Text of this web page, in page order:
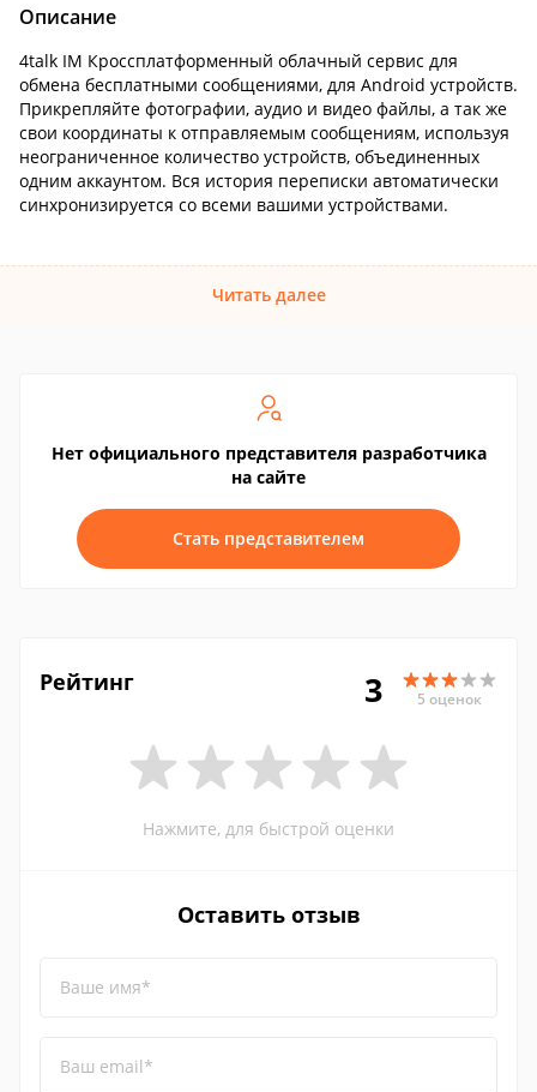
Описание
4talk IM Кроссплатформенный облачный сервис для
обмена бесплатными сообщениями, для Android устройств.
Прикрепляйте фотографии, аудио и видео файлы, а так же
свои координаты к отправляемым сообщениям, используя
неограниченное количество устройств, объединенных
одним аккаунтом. Вся история переписки автоматически
синхронизируется со всеми вашими устройствами.
Читать далее
Нет официального представителя разработчика
на сайте
Стать представителем
Рейтинг 3 5 оценок
Нажмите, для быстрой оценки
Оставить отзыв
Ваше имя*
Ваш email*